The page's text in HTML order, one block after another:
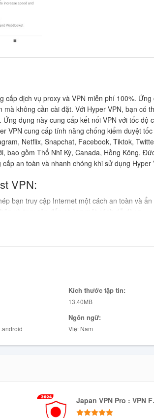
cấp dịch vụ proxy và VPN miễn phí 100%. Ứng
không cần cài đặt. Với Hyper VPN, bạn có
dụng này cung cấp kết nối VPN với tốc độ
VPN cung cấp tính năng chống kiểm duyệt tốc
Netflix, Snapchat, Facebook, Tiktok,
bao gồm Thổ Nhĩ Kỳ, Canada, Hồng Kông,
an toàn và nhanh chóng khi sử dụng Hyper
VPN:
bạn truy cập Internet một cách an toàn và ẩn
và truy cập đến chúng một cách dễ dàng.
điểm truy cập WiFi công cộng, đảm bảo việc
nhấn nút.
cập Internet một cách an toàn, ẩn danh và
và chống kiểm duyệt tốc độ cao, Hyper VPN
cập vào các trang web bị chặn.
Kích thước tập tin:
13.40MB
Ngôn ngữ:
Việt Nam